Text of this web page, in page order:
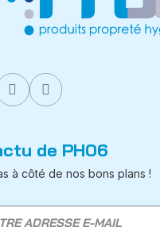
de PH06
à côté de nos bons plans !